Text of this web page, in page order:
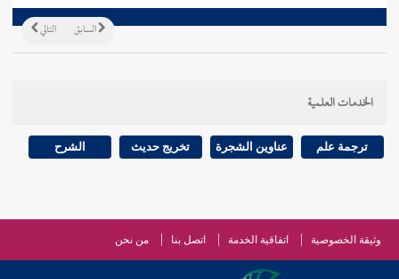
التالي السابق
الخدمات العلمية
ترجمة علم عناوين الشجرة تخريج حديث الشرح
وثيقة الخصوصية اتفاقية الخدمة اتصل بنا من نحن